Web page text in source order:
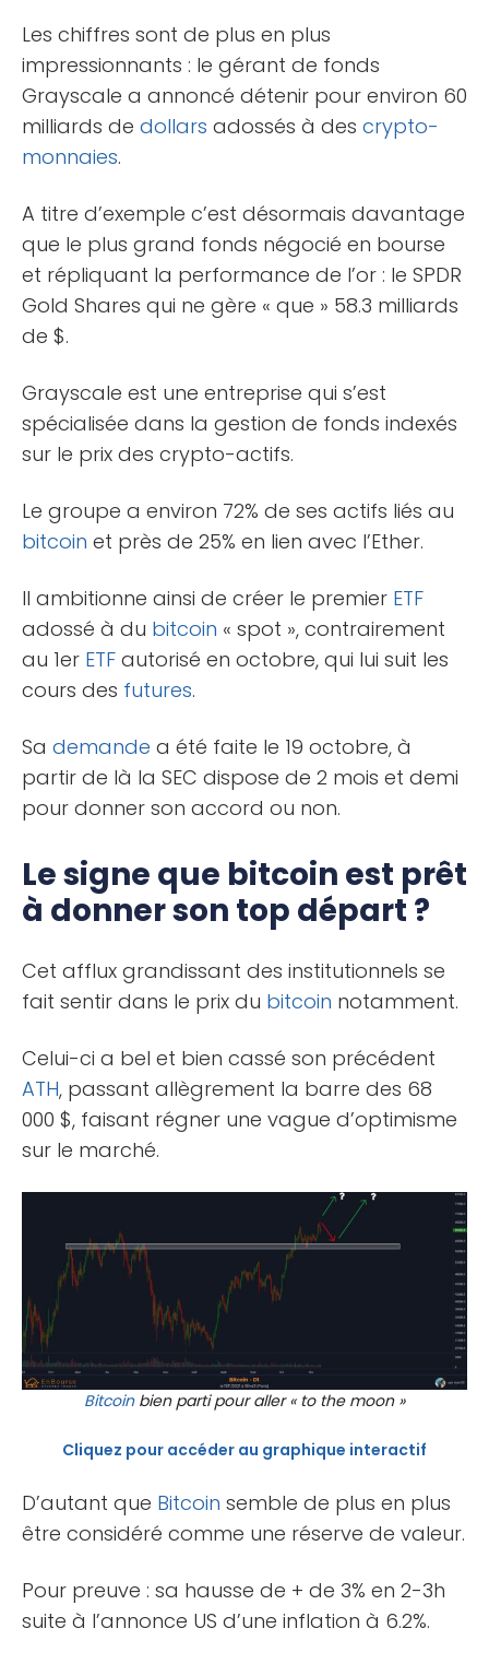
Les chiffres sont de plus en plus
impressionnants : le gérant de fonds
Grayscale a annoncé détenir pour environ 60
milliards de dollars adossés à des crypto-
monnaies.
A titre d’exemple c’est désormais davantage
que le plus grand fonds négocié en bourse
et répliquant la performance de l’or : le SPDR
Gold Shares qui ne gère « que » 58.3 milliards
de $.
Grayscale est une entreprise qui s’est
spécialisée dans la gestion de fonds indexés
sur le prix des crypto-actifs.
Le groupe a environ 72% de ses actifs liés au
bitcoin et près de 25% en lien avec l’Ether.
Il ambitionne ainsi de créer le premier ETF
adossé à du bitcoin « spot », contrairement
au 1er ETF autorisé en octobre, qui lui suit les
cours des futures.
Sa demande a été faite le 19 octobre, à
partir de là la SEC dispose de 2 mois et demi
pour donner son accord ou non.
Le signe que bitcoin est prêt
à donner son top départ ?
Cet afflux grandissant des institutionnels se
fait sentir dans le prix du bitcoin notamment.
Celui-ci a bel et bien cassé son précédent
ATH, passant allègrement la barre des 68
000 $, faisant régner une vague d’optimisme
sur le marché.
Bitcoinbien parti pour aller « to the moon »
Cliquez pour accéder au graphique interactif
D’autant que Bitcoin semble de plus en plus
être considéré comme une réserve de valeur.
Pour preuve : sa hausse de + de 3% en 2-3h
suite à l’annonce US d’une inflation à 6.2%.